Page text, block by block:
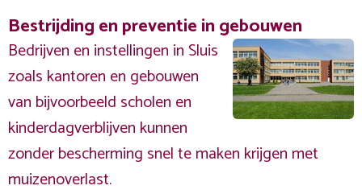
Bestrijding en preventie in gebouwen
Bedrijven en instellingen in Sluis
zoals kantoren en gebouwen
van bijvoorbeeld scholen en
kinderdagverblijven kunnen
zonder bescherming snel te maken krijgen met
muizenoverlast.